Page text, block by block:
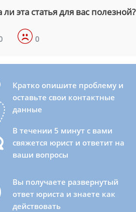
ли эта статья для вас полезной?
0
Кратко опишите проблему и
оставьте свои контактные
данные
В течении 5 минут с вами
свяжется юрист и ответит на
ваши вопросы
Вы получаете развернутый
ответ юриста и знаете как
действовать